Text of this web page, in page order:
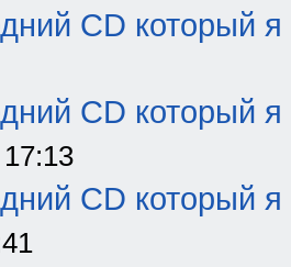
CD который я
CD который я
CD который я